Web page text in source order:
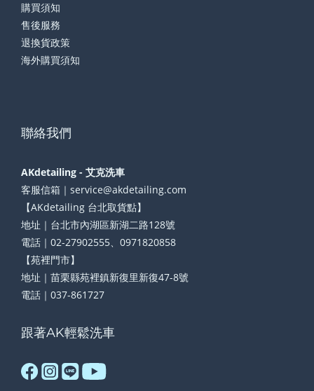
購買須知
售後服務
退換貨政策
海外購買須知
聯絡我們
AKdetailing - 艾克洗車
客服信箱｜service@akdetailing.com
【AKdetailing 台北取貨點】
地址｜台北市內湖區新湖二路128號
電話｜02-27902555、0971820858
【苑裡門市】
地址｜苗栗縣苑裡鎮新復里新復47-8號
電話｜037-861727
跟著AK輕鬆洗車